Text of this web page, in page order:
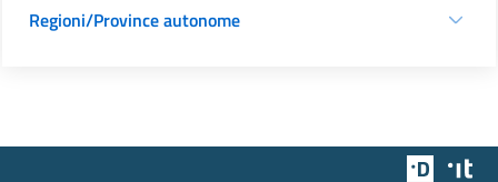
Regioni/Province autonome
Team